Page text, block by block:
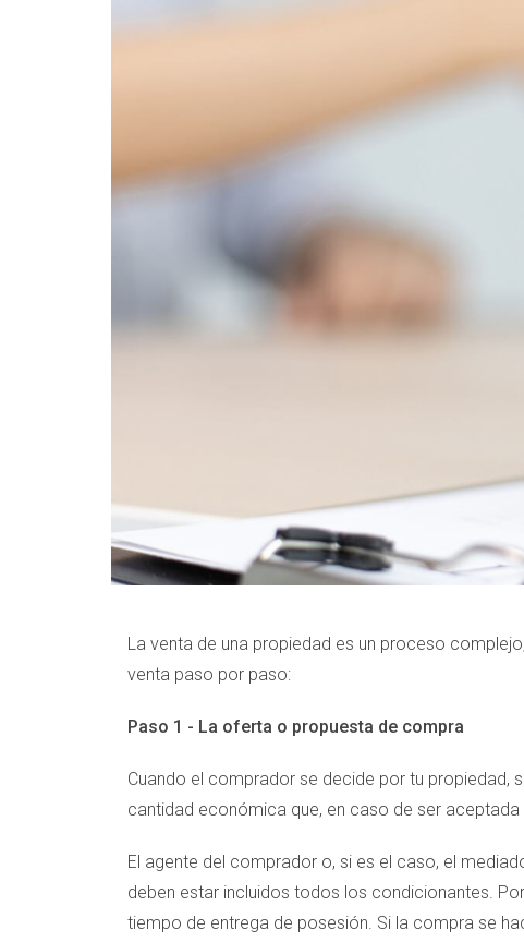
La venta de una propiedad es un proceso
venta paso por paso:
Paso 1 - La oferta o propuesta de compra
Cuando el comprador se decide por tu
cantidad económica que, en caso de ser
El agente del comprador o, si es el caso, el
deben estar incluidos todos los condicionantes.
tiempo de entrega de posesión. Si la compra se